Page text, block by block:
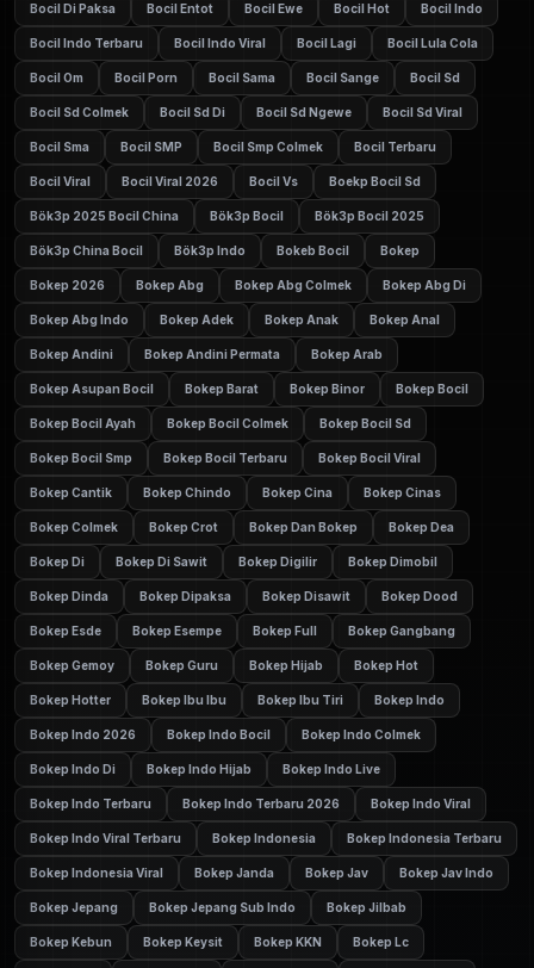
Bocil Di Paksa Bocil Entot Bocil Ewe Bocil Hot Bocil Indo
Bocil Indo Terbaru Bocil Indo Viral Bocil Lagi Bocil Lula Cola
Bocil Om Bocil Porn Bocil Sama Bocil Sange Bocil Sd
Bocil Sd Colmek Bocil Sd Di Bocil Sd Ngewe Bocil Sd Viral
Bocil Sma Bocil SMP Bocil Smp Colmek Bocil Terbaru
Bocil Viral Bocil Viral 2026 Bocil Vs Boekp Bocil Sd
Bök3p 2025 Bocil China Bök3p Bocil Bök3p Bocil 2025
Bök3p China Bocil Bök3p Indo Bokeb Bocil Bokep
Bokep 2026 Bokep Abg Bokep Abg Colmek Bokep Abg Di
Bokep Abg Indo Bokep Adek Bokep Anak Bokep Anal
Bokep Andini Bokep Andini Permata Bokep Arab
Bokep Asupan Bocil Bokep Barat Bokep Binor Bokep Bocil
Bokep Bocil Ayah Bokep Bocil Colmek Bokep Bocil Sd
Bokep Bocil Smp Bokep Bocil Terbaru Bokep Bocil Viral
Bokep Cantik Bokep Chindo Bokep Cina Bokep Cinas
Bokep Colmek Bokep Crot Bokep Dan Bokep Bokep Dea
Bokep Di Bokep Di Sawit Bokep Digilir Bokep Dimobil
Bokep Dinda Bokep Dipaksa Bokep Disawit Bokep Dood
Bokep Esde Bokep Esempe Bokep Full Bokep Gangbang
Bokep Gemoy Bokep Guru Bokep Hijab Bokep Hot
Bokep Hotter Bokep Ibu Ibu Bokep Ibu Tiri Bokep Indo
Bokep Indo 2026 Bokep Indo Bocil Bokep Indo Colmek
Bokep Indo Di Bokep Indo Hijab Bokep Indo Live
Bokep Indo Terbaru Bokep Indo Terbaru 2026 Bokep Indo Viral
Bokep Indo Viral Terbaru Bokep Indonesia Bokep Indonesia Terbaru
Bokep Indonesia Viral Bokep Janda Bokep Jav Bokep Jav Indo
Bokep Jepang Bokep Jepang Sub Indo Bokep Jilbab
Bokep Kebun Bokep Keysit Bokep KKN Bokep Lc